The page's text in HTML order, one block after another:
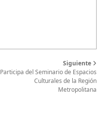
Siguiente
Participa del Seminario de Espacios
Culturales de la Región
Metropolitana